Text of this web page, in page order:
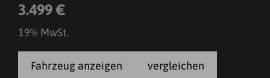
3.499 €
19% MwSt.
Fahrzeug anzeigen vergleichen